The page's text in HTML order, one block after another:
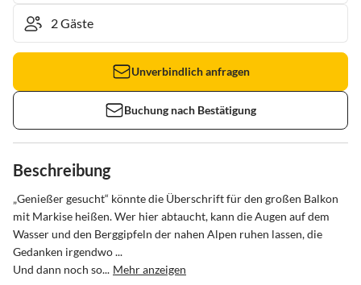
Unverbindlich anfragen
Buchung nach Bestätigung
Beschreibung
„Genießer gesucht“ könnte die Überschrift für den großen Balkon
mit Markise heißen. Wer hier abtaucht, kann die Augen auf dem
Wasser und den Berggipfeln der nahen Alpen ruhen lassen, die
Gedanken irgendwo ...
Und dann noch so... Mehr anzeigen